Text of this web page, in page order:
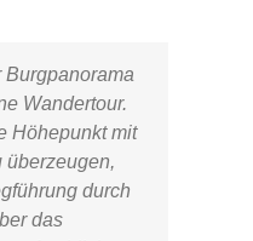
Burgpanorama
Wandertour.
Höhepunkt mit
überzeugen,
durch
das